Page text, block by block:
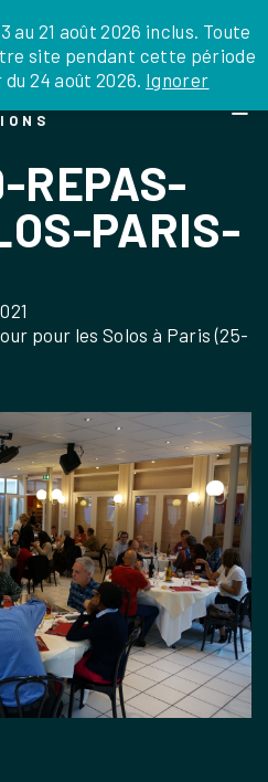
au 21 août 2026 inclus. Toute
site pendant cette période
24 août 2026. Ignorer
SOUTENIR
LA FRANCE
L’INTERNATIONAL
QU’ORGANISATION
LIBÉRALITÉS
0 ARTICLE
REPAS-
PARIS-
pour les Solos à Paris (25-